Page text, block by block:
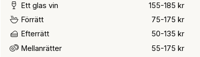
Ett glas vin
155-185 kr
Förrätt
75-175 kr
Efterrätt
50-135 kr
Mellanrätter
55-175 kr